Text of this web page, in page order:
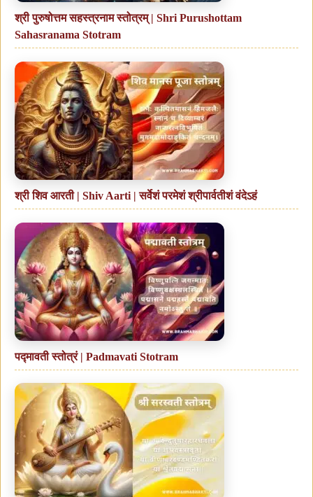
श्री पुरुषोत्तम सहस्त्रनाम स्तोत्रम् | Shri Purushottam
Sahasranama Stotram
श्री शिव आरती | Shiv Aarti | सर्वेशं परमेशं श्रीपार्वतीशं वंदेऽहं
पद्मावती स्तोत्रं | Padmavati Stotram